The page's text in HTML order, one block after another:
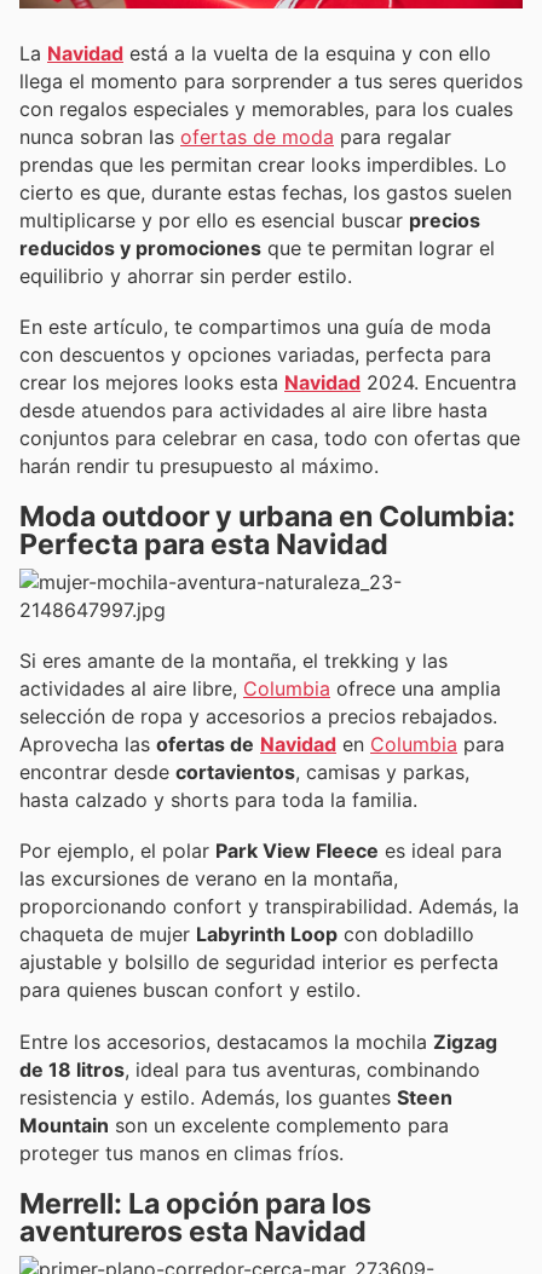
La Navidad está a la vuelta de la esquina y con ello
llega el momento para sorprender a tus seres queridos
con regalos especiales y memorables, para los cuales
nunca sobran las ofertas de moda para regalar
prendas que les permitan crear looks imperdibles. Lo
cierto es que, durante estas fechas, los gastos suelen
multiplicarse y por ello es esencial buscar precios
reducidos y promociones que te permitan lograr el
equilibrio y ahorrar sin perder estilo.
En este artículo, te compartimos una guía de moda
con descuentos y opciones variadas, perfecta para
crear los mejores looks esta Navidad 2024. Encuentra
desde atuendos para actividades al aire libre hasta
conjuntos para celebrar en casa, todo con ofertas que
harán rendir tu presupuesto al máximo.
Moda outdoor y urbana en Columbia:
Perfecta para esta Navidad
Si eres amante de la montaña, el trekking y las
actividades al aire libre, Columbia ofrece una amplia
selección de ropa y accesorios a precios rebajados.
Aprovecha las ofertas de Navidad en Columbia para
encontrar desde cortavientos, camisas y parkas,
hasta calzado y shorts para toda la familia.
Por ejemplo, el polar Park View Fleece es ideal para
las excursiones de verano en la montaña,
proporcionando confort y transpirabilidad. Además, la
chaqueta de mujer Labyrinth Loop con dobladillo
ajustable y bolsillo de seguridad interior es perfecta
para quienes buscan confort y estilo.
Entre los accesorios, destacamos la mochila Zigzag
de 18 litros, ideal para tus aventuras, combinando
resistencia y estilo. Además, los guantes Steen
Mountain son un excelente complemento para
proteger tus manos en climas fríos.
Merrell: La opción para los
aventureros esta Navidad